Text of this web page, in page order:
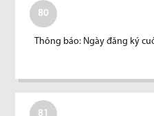
80
Thông báo: Ngày đăng ký
81